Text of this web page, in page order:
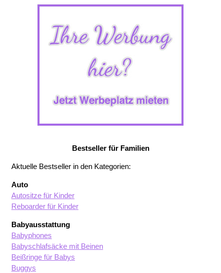
Bestseller für Familien
Aktuelle Bestseller in den Kategorien:
Auto
Autositze für Kinder
Reboarder für Kinder
Babyausstattung
Babyphones
Babyschlafsäcke mit Beinen
Beißringe für Babys
Buggys